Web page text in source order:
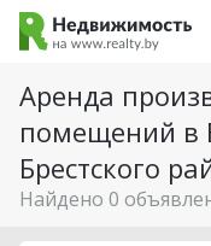
Аренда
помещений в
Брестского
Найдено 0